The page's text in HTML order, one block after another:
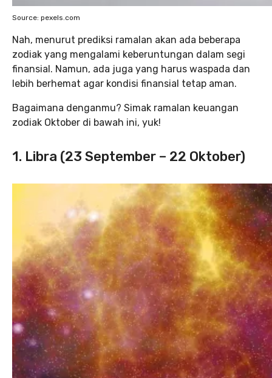
Source: pexels.com
Nah, menurut prediksi ramalan akan ada beberapa
zodiak yang mengalami keberuntungan dalam segi
finansial. Namun, ada juga yang harus waspada dan
lebih berhemat agar kondisi finansial tetap aman.
Bagaimana denganmu? Simak ramalan keuangan
zodiak Oktober di bawah ini, yuk!
1. Libra (23 September – 22 Oktober)